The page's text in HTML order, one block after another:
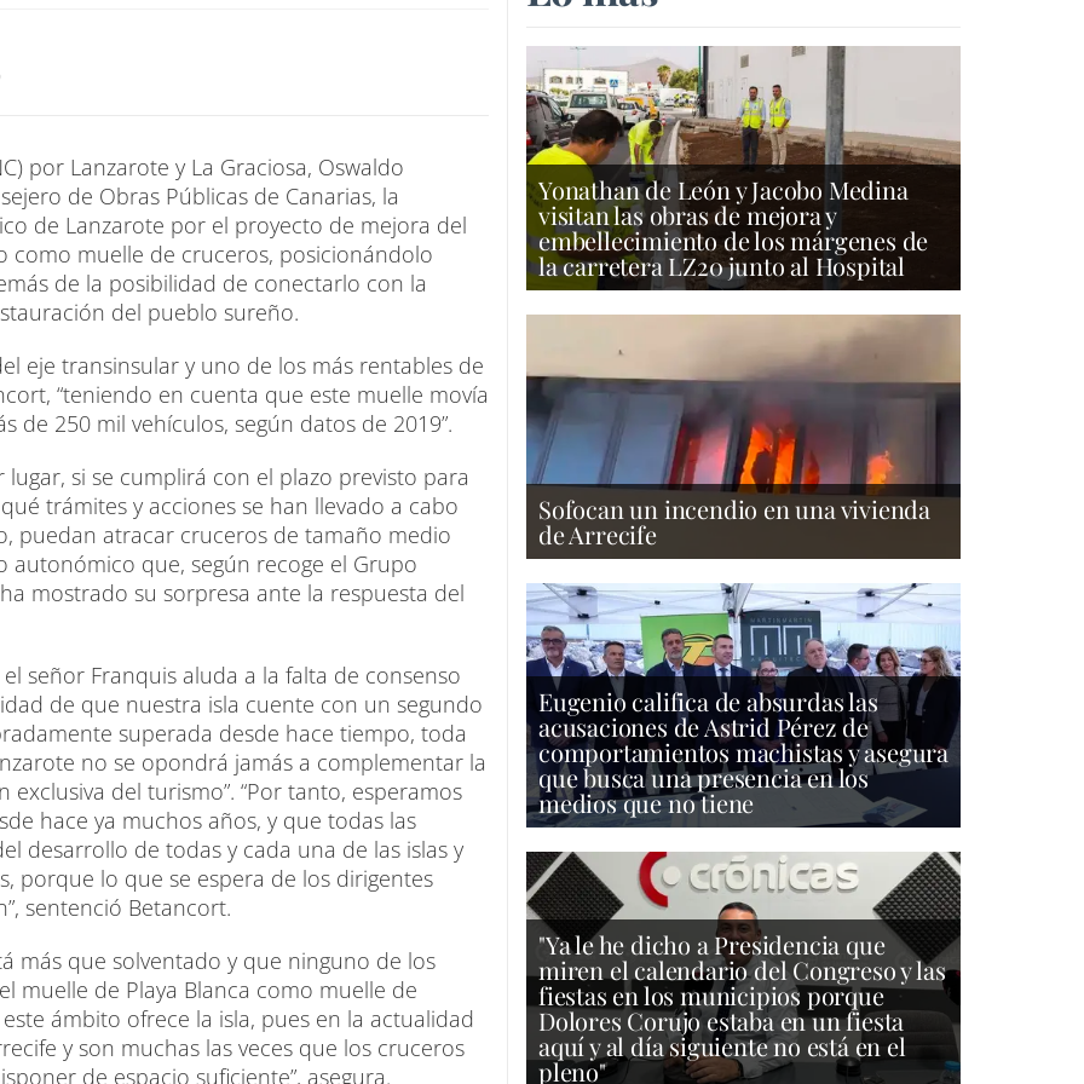
por Lanzarote y La Graciosa, Oswaldo
de Obras Públicas de Canarias, la
de Lanzarote por el proyecto de mejora del
como muelle de cruceros, posicionándolo
de la posibilidad de conectarlo con la
del pueblo sureño.
eje transinsular y uno de los más rentables de
“teniendo en cuenta que este muelle movía
de 250 mil vehículos, según datos de 2019”.
si se cumplirá con el plazo previsto para
trámites y acciones se han llevado a cabo
puedan atracar cruceros de tamaño medio
autonómico que, según recoge el Grupo
mostrado su sorpresa ante la respuesta del
señor Franquis aluda a la falta de consenso
de que nuestra isla cuente con un segundo
superada desde hace tiempo, toda
no se opondrá jamás a complementar la
del turismo”. “Por tanto, esperamos
hace ya muchos años, y que todas las
desarrollo de todas y cada una de las islas y
porque lo que se espera de los dirigentes
sentenció Betancort.
más que solventado y que ninguno de los
muelle de Playa Blanca como muelle de
ámbito ofrece la isla, pues en la actualidad
y son muchas las veces que los cruceros
de espacio suficiente”, asegura.
Yonathan de León y Jacobo Medina
visitan las obras de mejora y
embellecimiento de los márgenes de
la carretera LZ20 junto al Hospital
Sofocan un incendio en una vivienda
de Arrecife
Eugenio califica de absurdas las
acusaciones de Astrid Pérez de
comportamientos machistas y asegura
que busca una presencia en los
medios que no tiene
"Ya le he dicho a Presidencia que
miren el calendario del Congreso y las
fiestas en los municipios porque
Dolores Corujo estaba en un fiesta
aquí y al día siguiente no está en el
pleno"